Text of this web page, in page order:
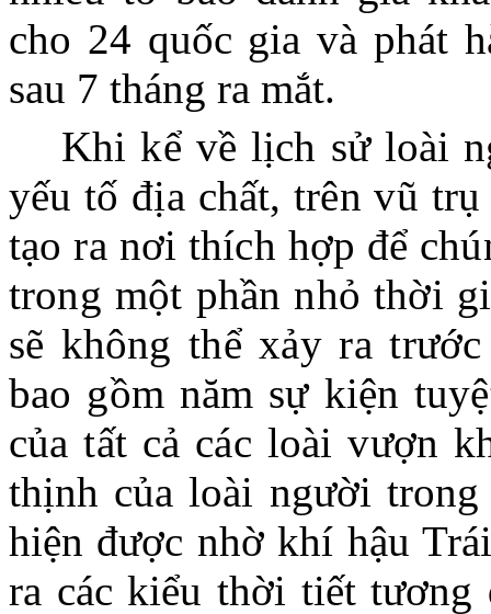
cho 24 quốc gia và phát
sau 7 tháng ra mắt.
Khi kể về lịch sử loài
yếu tố địa chất, trên vũ
tạo ra nơi thích hợp để
trong một phần nhỏ thời
sẽ không thể xảy ra
bao gồm năm sự kiện
của tất cả các loài vượn
thịnh của loài người
hiện được nhờ khí hậu
ra các kiểu thời tiết